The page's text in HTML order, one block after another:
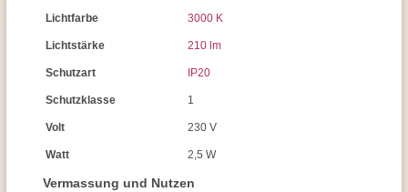
Lichtfarbe 3000 K
Lichtstärke 210 lm
Schutzart IP20
Schutzklasse 1
Volt 230 V
Watt 2,5 W
Vermassung und Nutzen